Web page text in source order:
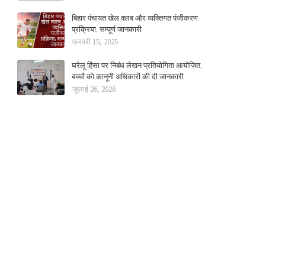
बिहार पंचायत खेल क्लब और व्यक्तिगत पंजीकरण
प्रक्रिया: सम्पूर्ण जानकारी
फ़रवरी 15, 2025
घरेलू हिंसा पर निबंध लेखन प्रतियोगिता आयोजित,
बच्चों को कानूनी अधिकारों की दी जानकारी
जुलाई 26, 2026